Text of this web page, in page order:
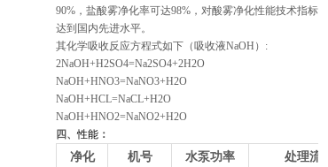
90%，盐酸雾净化率可达98%，对酸雾净化性能技术指标
达到国内先进水平。
其化学吸收反应方程式如下（吸收液NaOH）:
2NaOH+H2SO4=Na2SO4+2H2O
NaOH+HNO3=NaNO3+H2O
NaOH+HCL=NaCL+H2O
NaOH+HNO2=NaNO2+H2O
四、性能 ：
净化
机号
水泵功率
处理流量